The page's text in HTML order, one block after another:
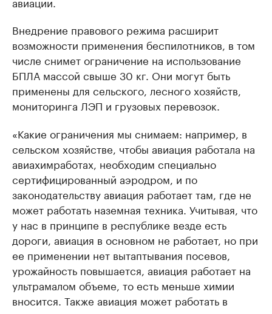
Внедрение правового режима расширит
возможности применения беспилотников, в том
числе снимет ограничение на использование
БПЛА массой свыше 30 кг. Они могут быть
применены для сельского, лесного хозяйств,
мониторинга ЛЭП и грузовых перевозок.
«Какие ограничения мы снимаем: например, в
сельском хозяйстве, чтобы авиация работала на
авиахимработах, необходим специально
сертифицированный аэродром, и по
законодательству авиация работает там, где не
может работать наземная техника. Учитывая, что
у нас в принципе в республике везде есть
дороги, авиация в основном не работает, но при
ее применении нет вытаптывания посевов,
урожайность повышается, авиация работает на
ультрамалом объеме, то есть меньше химии
вносится. Также авиация может работать в